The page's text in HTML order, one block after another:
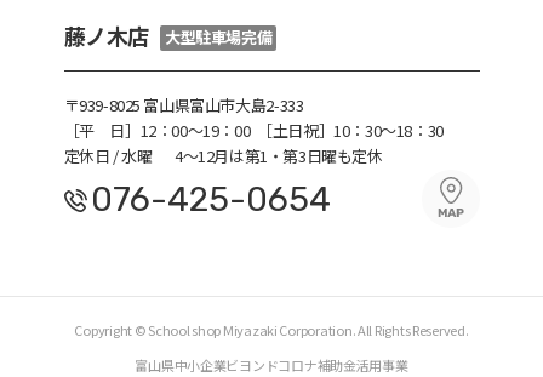
藤ノ木店 大型駐車場完備
〒939-8025 富山県富山市大島2-333
［平 日］12：00～19：00
［土日祝］10：30～18：30
定休日 / 水曜
4～12月は第1・第3日曜も定休
076-425-0654
Copyright © School shop Miyazaki Corporation. All Rights Reserved.
富山県中小企業ビヨンドコロナ補助金活用事業